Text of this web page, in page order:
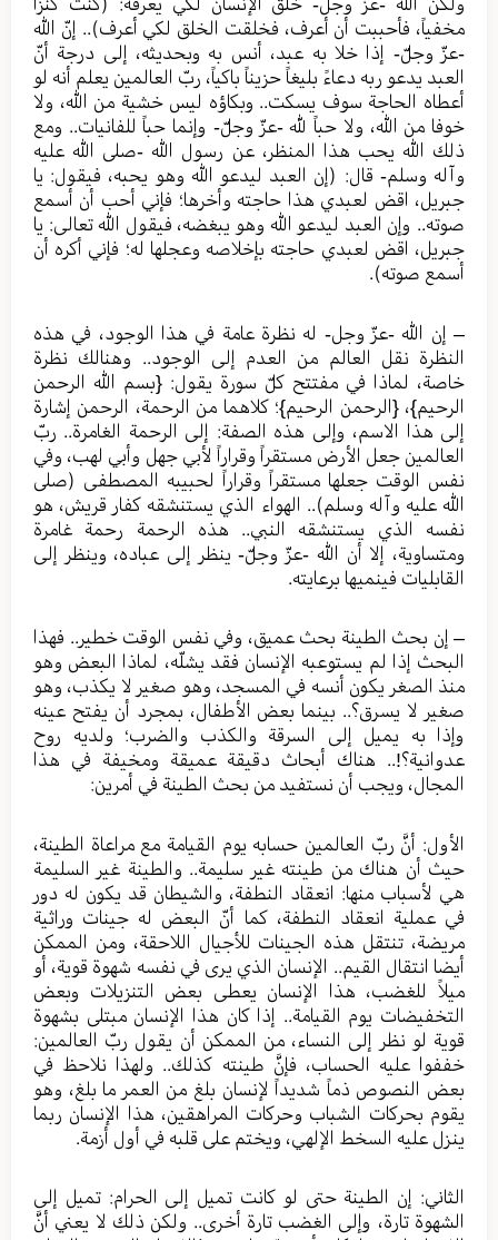
مخفياً، فأحببت أن أعرف، فخلقت الخلق لكي أعرف).. إنّ الله
-عزّ وجلّ- إذا خلا به عبد، أنس به وبحديثه، إلى درجة أنّ
العبد يدعو ربه دعاءً بليغاً حزيناً باكياً، ربّ العالمين يعلم أنه لو
أعطاه الحاجة سوف يسكت.. وبكاؤه ليس خشية من الله، ولا
خوفا من الله، ولا حباً لله -عزّ وجلّ- وإنما حباً للفانيات.. ومع
ذلك الله يحب هذا المنظر، عن رسول الله -صلى الله عليه
وآله وسلم- قال: (إن العبد ليدعو الله وهو يحبه، فيقول: يا
جبريل، اقض لعبدي هذا حاجته وأخرها؛ فإني أحب أن أسمع
صوته.. وإن العبد ليدعو الله وهو يبغضه، فيقول الله تعالى: يا
جبريل، اقض لعبدي حاجته بإخلاصه وعجلها له؛ فإني أكره أن
أسمع صوته).
– إن الله -عزّ وجل- له نظرة عامة في هذا الوجود، في هذه
النظرة نقل العالم من العدم إلى الوجود.. وهنالك نظرة
خاصة، لماذا في مفتتح كلّ سورة يقول: {بسم الله الرحمن
الرحيم}، {الرحمن الرحيم}؛ كلاهما من الرحمة، الرحمن إشارة
إلى هذا الاسم، وإلى هذه الصفة: إلى الرحمة الغامرة.. ربّ
العالمين جعل الأرض مستقراً وقراراً لأبي جهل وأبي لهب، وفي
نفس الوقت جعلها مستقراً وقراراً لحبيبه المصطفى (صلى
الله عليه وآله وسلم).. الهواء الذي يستنشقه كفار قريش، هو
نفسه الذي يستنشقه النبي.. هذه الرحمة رحمة غامرة
ومتساوية، إلا أن الله -عزّ وجلّ- ينظر إلى عباده، وينظر إلى
القابليات فينميها برعايته.
– إن بحث الطينة بحث عميق، وفي نفس الوقت خطير.. فهذا
البحث إذا لم يستوعبه الإنسان فقد يشلّه، لماذا البعض وهو
منذ الصغر يكون أنسه في المسجد، وهو صغير لا يكذب، وهو
صغير لا يسرق؟.. بينما بعض الأطفال، بمجرد أن يفتح عينه
وإذا به يميل إلى السرقة والكذب والضرب؛ ولديه روح
عدوانية؟!.. هناك أبحاث دقيقة عميقة ومخيفة في هذا
المجال، ويجب أن نستفيد من بحث الطينة في أمرين:
الأول: أنَّ ربّ العالمين حسابه يوم القيامة مع مراعاة الطينة،
حيث أن هناك من طينته غير سليمة.. والطينة غير السليمة
هي لأسباب منها: انعقاد النطفة، والشيطان قد يكون له دور
في عملية انعقاد النطفة، كما أنّ البعض له جينات وراثية
مريضة، تنتقل هذه الجينات للأجيال اللاحقة، ومن الممكن
أيضا انتقال القيم.. الإنسان الذي يرى في نفسه شهوة قوية، أو
ميلاً للغضب، هذا الإنسان يعطى بعض التنزيلات وبعض
التخفيضات يوم القيامة.. إذا كان هذا الإنسان مبتلى بشهوة
قوية لو نظر إلى النساء، من الممكن أن يقول ربّ العالمين:
خففوا عليه الحساب، فإنَّ طينته كذلك.. ولهذا نلاحظ في
بعض النصوص ذماً شديداً لإنسان بلغ من العمر ما بلغ، وهو
يقوم بحركات الشباب وحركات المراهقين، هذا الإنسان ربما
ينزل عليه السخط الإلهي، ويختم على قلبه في أول أزمة.
الثاني: إن الطينة حتى لو كانت تميل إلى الحرام: تميل إلى
الشهوة تارة، وإلى الغضب تارة أخرى.. ولكن ذلك لا يعني أنَّ